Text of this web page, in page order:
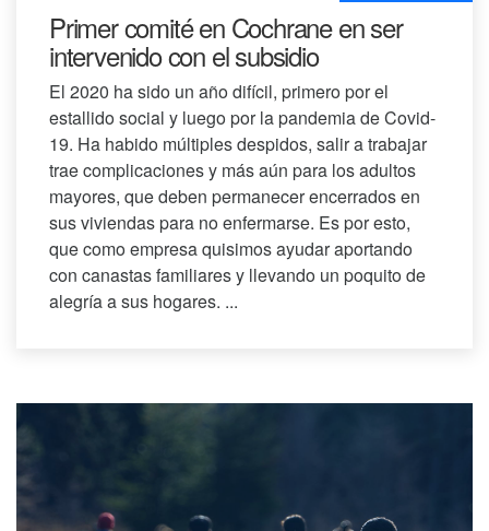
Primer comité en Cochrane en ser
intervenido con el subsidio
El 2020 ha sido un año difícil, primero por el
estallido social y luego por la pandemia de Covid-
19. Ha habido múltiples despidos, salir a trabajar
trae complicaciones y más aún para los adultos
mayores, que deben permanecer encerrados en
sus viviendas para no enfermarse. Es por esto,
que como empresa quisimos ayudar aportando
con canastas familiares y llevando un poquito de
alegría a sus hogares. ...